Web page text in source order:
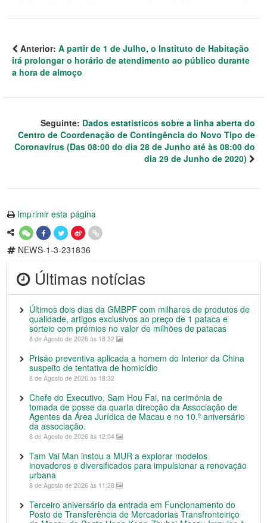
Anterior: A partir de 1 de Julho, o Instituto de Habitação
irá prolongar o horário de atendimento ao público durante
a hora de almoço
Seguinte: Dados estatísticos sobre a linha aberta do
Centro de Coordenação de Contingência do Novo Tipo de
Coronavírus (Das 08:00 do dia 28 de Junho até às 08:00 do
dia 29 de Junho de 2020)
Imprimir esta página
NEWS-1-3-231836
Últimas notícias
Últimos dois dias da GMBPF com milhares de produtos de
qualidade, artigos exclusivos ao preço de 1 pataca e
sorteio com prémios no valor de milhões de patacas
8 de Agosto de 2026 às 18:32
Prisão preventiva aplicada a homem do Interior da China
suspeito de tentativa de homicídio
8 de Agosto de 2026 às 18:32
Chefe do Executivo, Sam Hou Fai, na cerimónia de
tomada de posse da quarta direcção da Associação de
Agentes da Área Jurídica de Macau e no 10.º aniversário
da associação.
8 de Agosto de 2026 às 12:04
Tam Vai Man instou a MUR a explorar modelos
inovadores e diversificados para impulsionar a renovação
urbana
8 de Agosto de 2026 às 11:28
Terceiro aniversário da entrada em Funcionamento do
Posto de Transferência de Mercadorias Transfronteiriço